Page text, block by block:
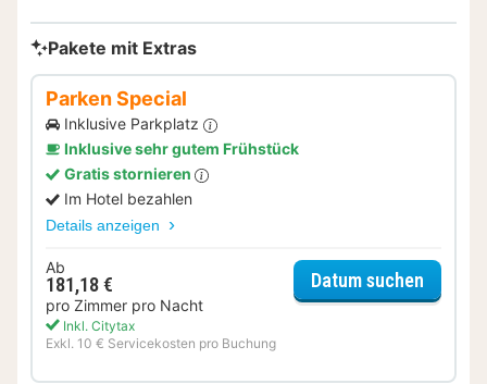
Pakete mit Extras
Parken Special
Inklusive Parkplatz
Inklusive sehr gutem Frühstück
Gratis stornieren
Im Hotel bezahlen
Details anzeigen
Ab
181,18 €
pro Zimmer pro Nacht
Inkl. Citytax
Exkl. 10 € Servicekosten pro Buchung
Datum suchen